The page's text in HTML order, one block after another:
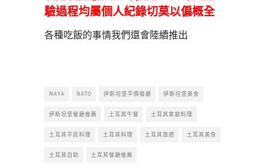
驗過程均屬個人紀錄切莫以偏概全
各種吃飯的事情我們還會陸續推出
MAYA NATO 伊斯坦堡平價餐廳 伊斯坦堡美食
伊斯坦堡餐廳推薦 土耳其午餐 土耳其家庭料理
土耳其平民料理 土耳其料理 土耳其旅遊 土耳其美食
土耳其自助 土耳其餐廳推薦